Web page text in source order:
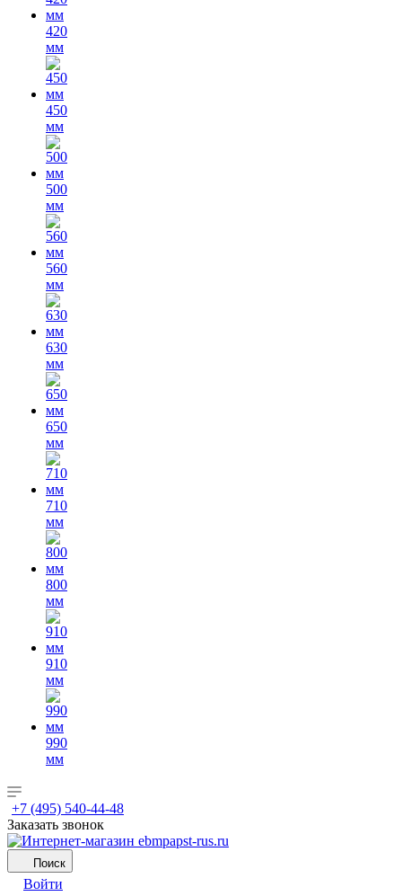
420
мм
450
мм
500
мм
560
мм
630
мм
650
мм
710
мм
800
мм
910
мм
990
мм
+7 (495) 540-44-48
Заказать звонок
Поиск
Войти